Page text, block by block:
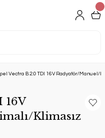
Vectra B 2.0 TDI 16V Radyatör/Manuel/
16V
Klimasız